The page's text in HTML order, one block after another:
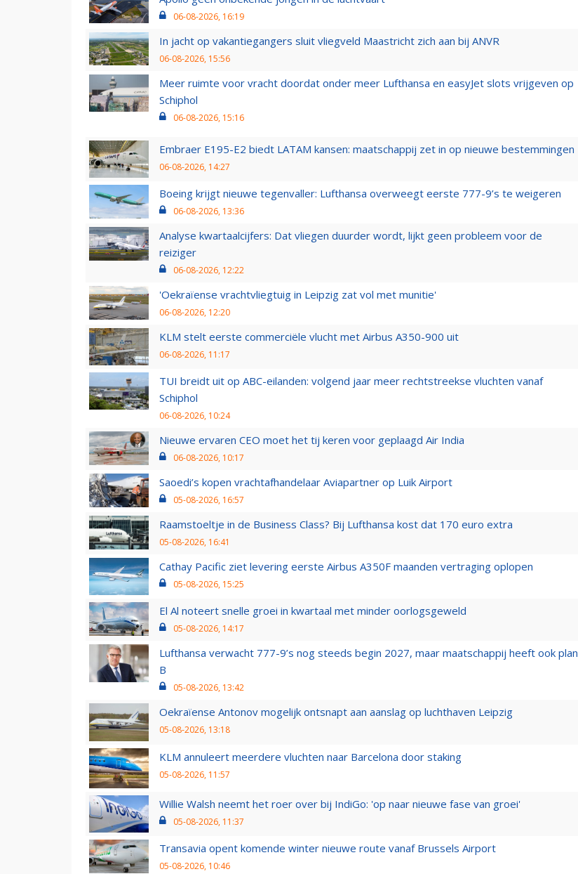
06-08-2026, 16:19
In jacht op vakantiegangers sluit vliegveld Maastricht zich aan bij ANVR
06-08-2026, 15:56
Meer ruimte voor vracht doordat onder meer Lufthansa en easyJet slots vrijgeven op
Schiphol
06-08-2026, 15:16
Embraer E195-E2 biedt LATAM kansen: maatschappij zet in op nieuwe bestemmingen
06-08-2026, 14:27
Boeing krijgt nieuwe tegenvaller: Lufthansa overweegt eerste 777-9’s te weigeren
06-08-2026, 13:36
Analyse kwartaalcijfers: Dat vliegen duurder wordt, lijkt geen probleem voor de
reiziger
06-08-2026, 12:22
'Oekraïense vrachtvliegtuig in Leipzig zat vol met munitie'
06-08-2026, 12:20
KLM stelt eerste commerciële vlucht met Airbus A350-900 uit
06-08-2026, 11:17
TUI breidt uit op ABC-eilanden: volgend jaar meer rechtstreekse vluchten vanaf
Schiphol
06-08-2026, 10:24
Nieuwe ervaren CEO moet het tij keren voor geplaagd Air India
06-08-2026, 10:17
Saoedi’s kopen vrachtafhandelaar Aviapartner op Luik Airport
05-08-2026, 16:57
Raamstoeltje in de Business Class? Bij Lufthansa kost dat 170 euro extra
05-08-2026, 16:41
Cathay Pacific ziet levering eerste Airbus A350F maanden vertraging oplopen
05-08-2026, 15:25
El Al noteert snelle groei in kwartaal met minder oorlogsgeweld
05-08-2026, 14:17
Lufthansa verwacht 777-9’s nog steeds begin 2027, maar maatschappij heeft ook plan
B
05-08-2026, 13:42
Oekraïense Antonov mogelijk ontsnapt aan aanslag op luchthaven Leipzig
05-08-2026, 13:18
KLM annuleert meerdere vluchten naar Barcelona door staking
05-08-2026, 11:57
Willie Walsh neemt het roer over bij IndiGo: 'op naar nieuwe fase van groei'
05-08-2026, 11:37
Transavia opent komende winter nieuwe route vanaf Brussels Airport
05-08-2026, 10:46